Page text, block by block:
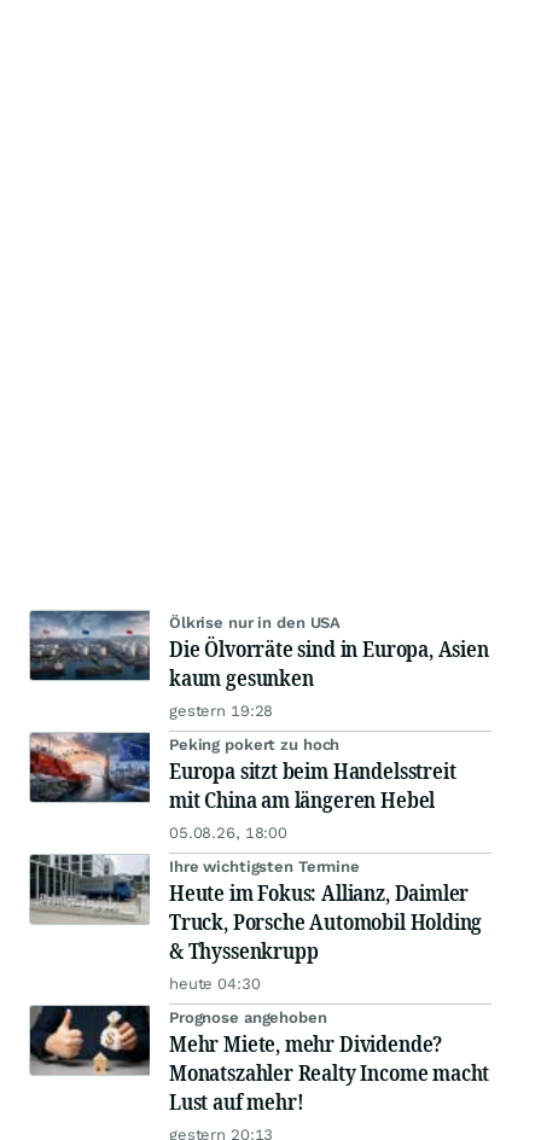
Ölkrise nur in den USA
Die Ölvorräte sind in Europa, Asien
kaum gesunken
gestern 19:28
Peking pokert zu hoch
Europa sitzt beim Handelsstreit
mit China am längeren Hebel
05.08.26, 18:00
Ihre wichtigsten Termine
Heute im Fokus: Allianz, Daimler
Truck, Porsche Automobil Holding
& Thyssenkrupp
heute 04:30
Prognose angehoben
Mehr Miete, mehr Dividende?
Monatszahler Realty Income macht
Lust auf mehr!
gestern 20:13